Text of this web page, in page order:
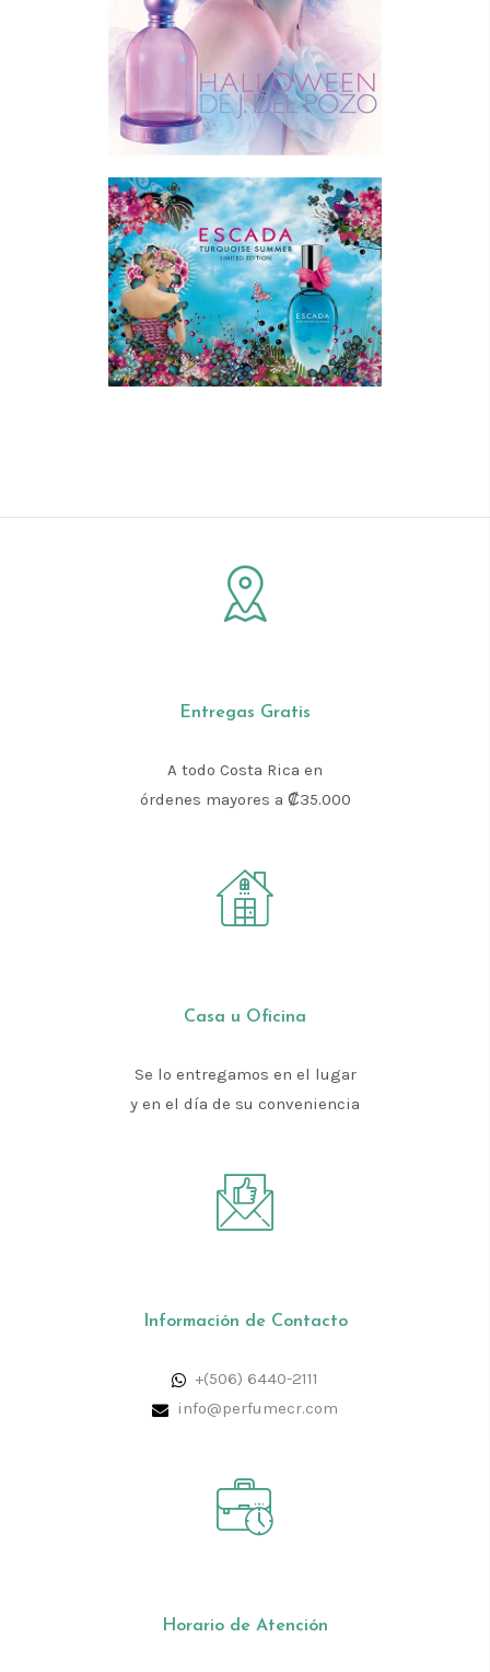
Entregas Gratis
A todo Costa Rica en
órdenes mayores a ₡35.000
Casa u Oficina
Se lo entregamos en el lugar
y en el día de su conveniencia
Información de Contacto
+(506) 6440-2111
info@perfumecr.com
Horario de Atención